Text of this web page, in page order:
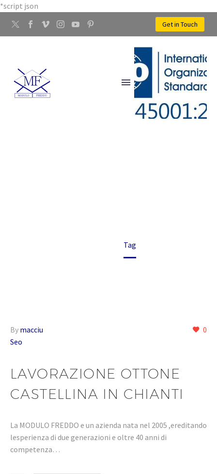
*script json
Get in Touch
Tag
0
By macciu
Seo
LAVORAZIONE OTTONE
CASTELLINA IN CHIANTI
La MODULO FREDDO e un azienda nata nel 2005 ,ereditando
lesperienza di due generazioni e oltre 40 anni di
competenza…